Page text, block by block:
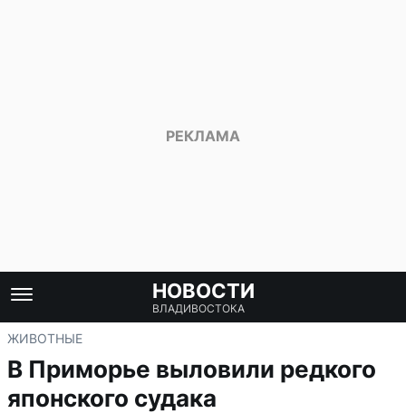
НОВОСТИ
ВЛАДИВОСТОКА
ЖИВОТНЫЕ
В Приморье выловили редкого
японского судака